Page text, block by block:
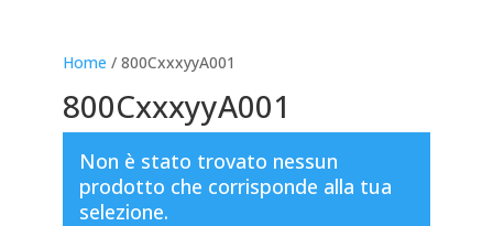
Home / 800CxxxyyA001
800CxxxyyA001
Non è stato trovato nessun
prodotto che corrisponde alla tua
selezione.